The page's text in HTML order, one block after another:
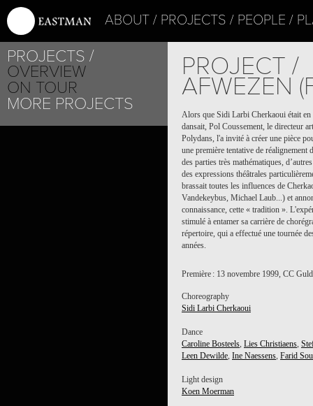
ABOUT PROJECTS PEOPLE
PROJECTS
OVERVIEW
ON TOUR
MORE PROJECTS
PROJECT /
AFWEZEN
Alors que Sidi Larbi Cherkaoui était en
dansait, Pol Coussement, le directeur
Polydans, l'a invité à créer une pièce
une première tentative de
des parties très mathématiques,
des expressions théâtrales
brassait toutes les influences de
Vandekeybus, Michael Laub...) et
connaissance, cette « tradition ».
stimulé à entamer sa carrière de
répertoire, qui a effectué une tournée
années.
Première : 13 novembre 1999, CC
Choreography
Sidi Larbi Cherkaoui
Dance
Caroline Bosteels, Lies Christiaens,
Leen Dewilde, Ine Naessens, Farid
Light design
Koen Moerman